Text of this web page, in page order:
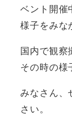
ベント開催
様子をみな
国内で観察
その時の様
みなさん、
さい。